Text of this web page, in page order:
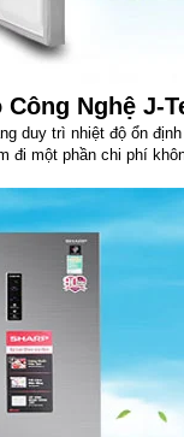
Nghệ J-
duy trì nhiệt độ ổn
đi một phần chi phí